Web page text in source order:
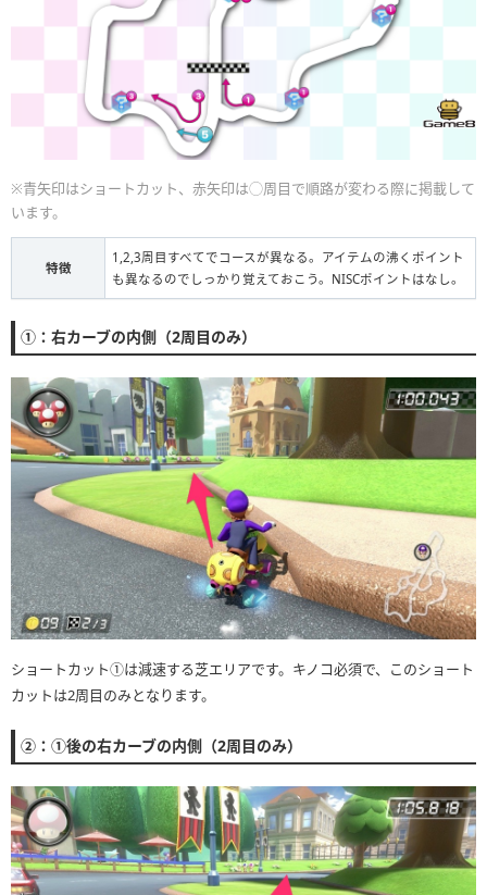
※青矢印はショートカット、赤矢印は◯周目で順路が変わる際に掲載して
います。
特徴
1,2,3周目すべてでコースが異なる。アイテムの沸くポイント
も異なるのでしっかり覚えておこう。NISCポイントはなし。
①：右カーブの内側（2周目のみ）
ショートカット①は減速する芝エリアです。キノコ必須で、このショート
カットは2周目のみとなります。
②：①後の右カーブの内側（2周目のみ）